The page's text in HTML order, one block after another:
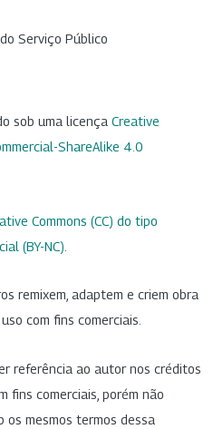
Serviço Público
sob uma licença Creative
ShareAlike 4.0
Commons (CC) do tipo
(BY-NC)
remixem, adaptem e criem obra
com fins comerciais.
referência ao autor nos créditos
fins comerciais, porém não
os mesmos termos dessa